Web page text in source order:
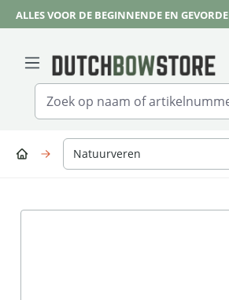
Ga naar de hoofdinhoud
ALLES VOOR DE BEGINNENDE EN
Natuurveren
Afbeeldingengalerij overslaan